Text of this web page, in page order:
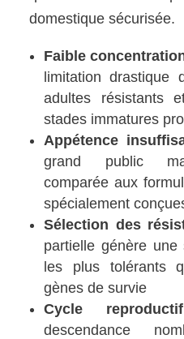
domestique sécurisée.
Faible
limitation drastique
adultes résistants
stades immatures
Appétence
grand public
comparée aux
spécialement
Sélection des
partielle génère
les plus tolérants
gènes de survie
Cycle
descendance